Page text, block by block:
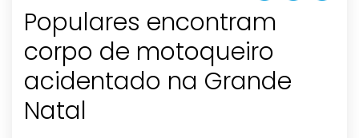
Populares encontram
corpo de motoqueiro
acidentado na Grande
Natal